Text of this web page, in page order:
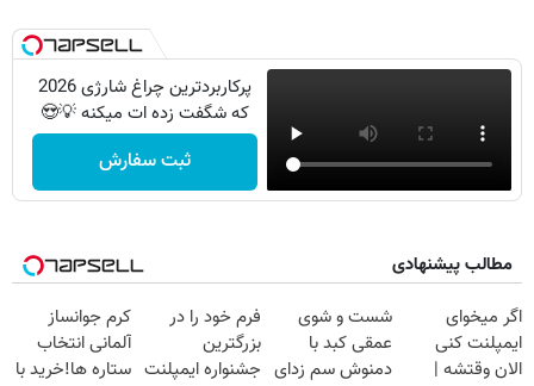
پرکاربردترین چراغ شارژی 2026
که شگفت زده ات میکنه 💡😍
ثبت سفارش
مطالب پیشنهادی
اگر میخوای
ایمپلنت کنی
الان وقتشه |
شست و شوی
عمقی کبد با
دمنوش سم زدای
فرم خود را در
بزرگترین
جشنواره ایمپلنت
کرم جوانساز
آلمانی انتخاب
ستاره ها!خرید با